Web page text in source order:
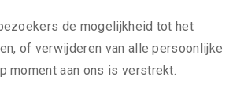
de mogelijkheid tot het
of verwijderen van alle persoonlijke
moment aan ons is verstrekt.